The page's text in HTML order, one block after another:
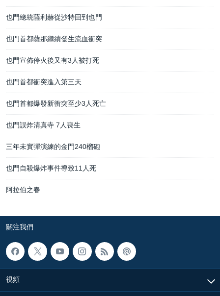
也門總統薩利赫從沙特回到也門
也門首都薩那繼續發生流血衝突
也門宣佈停火後又有3人被打死
也門首都衝突進入第三天
也門首都爆發新衝突至少3人死亡
也門誤炸清真寺 7人喪生
三年未實彈演練的金門240榴砲
也門自殺爆炸事件導致11人死
阿拉伯之春
關注我們
視頻